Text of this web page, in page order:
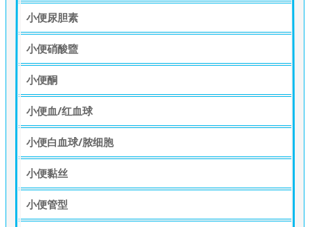
小便尿胆素
小便硝酸盬
小便酮
小便血/红血球
小便白血球/脓细胞
小便黏丝
小便管型